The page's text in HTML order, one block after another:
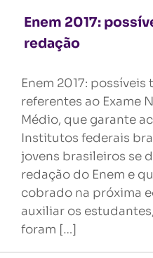
Enem 2017:
redação
Enem 2017:
referentes ao Exame
Médio, que garante
Institutos federais
jovens brasileiros se
redação do Enem e
cobrado na próxima
auxiliar os
foram […]